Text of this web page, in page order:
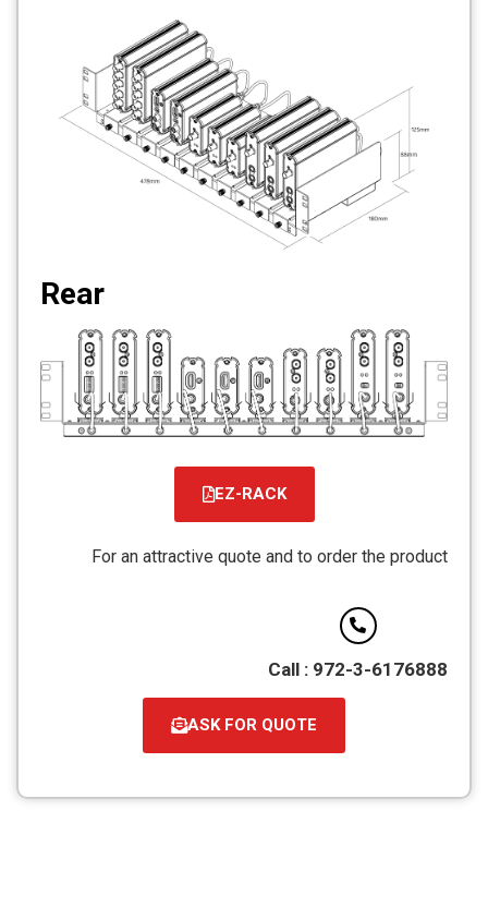
Rear
EZ-RACK
For an attractive quote and to order the product
Call : 972-3-6176888
ASK FOR QUOTE